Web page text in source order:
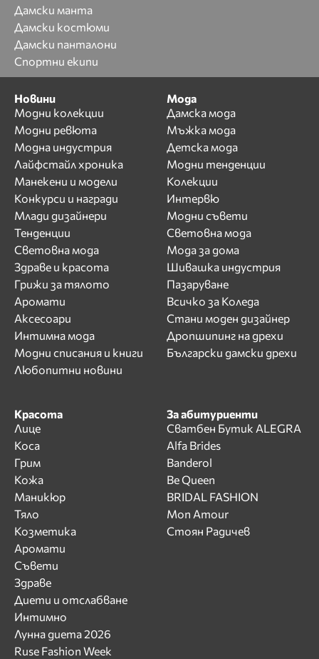
Дамски манта
Дамски костюми
Дамски панталони
Спортни екипи
Новини
Модни колекции
Модни ревюта
Модна индустрия
Лайфстайл хроника
Манекени и модели
Конкурси и награди
Млади дизайнери
Тенденции
Световна мода
Здраве и красота
Грижи за тялото
Аромати
Аксесоари
Интимна мода
Модни списания и книги
Любопитни новини
Мода
Дамска мода
Мъжка мода
Детска мода
Модни тенденции
Колекции
Интервю
Модни съвети
Световна мода
Мода за дома
Шивашка индустрия
Пазаруване
Всичко за Коледа
Стани моден дизайнер
Дропшипинг на дрехи
Български дамски дрехи
Красота
Лице
Коса
Грим
Кожа
Маникюр
Тяло
Козметика
Аромати
Съвети
Здраве
Диети и отслабване
Интимно
Лунна диета 2026
Ruse Fashion Week
За абитуриенти
Сватбен Бутик ALEGRA
Alfa Brides
Banderol
Be Queen
BRIDAL FASHION
Mon Amour
Стоян Радичев